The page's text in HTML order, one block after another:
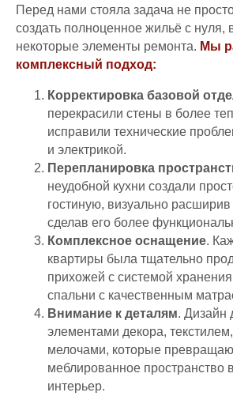
Перед нами стояла задача не
создать полноценное жильё с нуля,
некоторые элементы ремонта. Мы
комплексный подход:
Корректировка базовой
перекрасили стены в более
исправили технические
и электрикой.
Перепланировка
неудобной кухни создали
гостиную, визуально расширив
сделав его более
Комплексное оснащение.
квартиры была тщательно
прихожей с системой
спальни с качественным
Внимание к деталям. Дизайн
элементами декора,
мелочами, которые
меблированное пространство
интерьер.